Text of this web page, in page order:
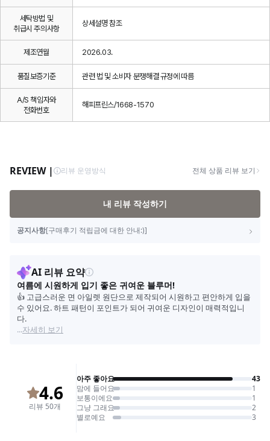
세탁방법 및
취급시 주의사항
상세설명 참조
제조연월 2026.03.
품질보증기준 관련 법 및 소비자 분쟁해결 규정에 따름
A/S 책임자와
전화번호
해피프린스/1668-1570